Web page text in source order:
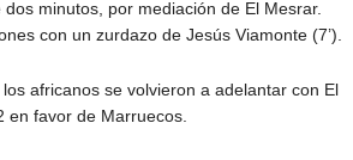
minutos, por mediación de El Mesrar.
con un zurdazo de Jesús Viamonte (7’).
africanos se volvieron a adelantar con El
en favor de Marruecos.